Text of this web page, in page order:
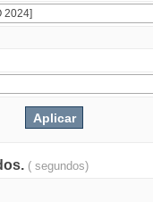
( segundos)